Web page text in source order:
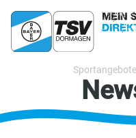
TSV
Bayer
Dormagen
1920
Sportangebote